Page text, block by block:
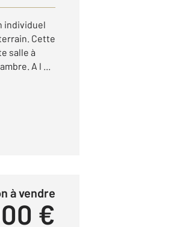
individuel
Cette
salle à
A l ...
à vendre
€